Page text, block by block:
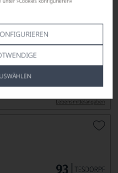
pro Flasche (0.75l), € 37,27/L
Lebensmittel­angaben